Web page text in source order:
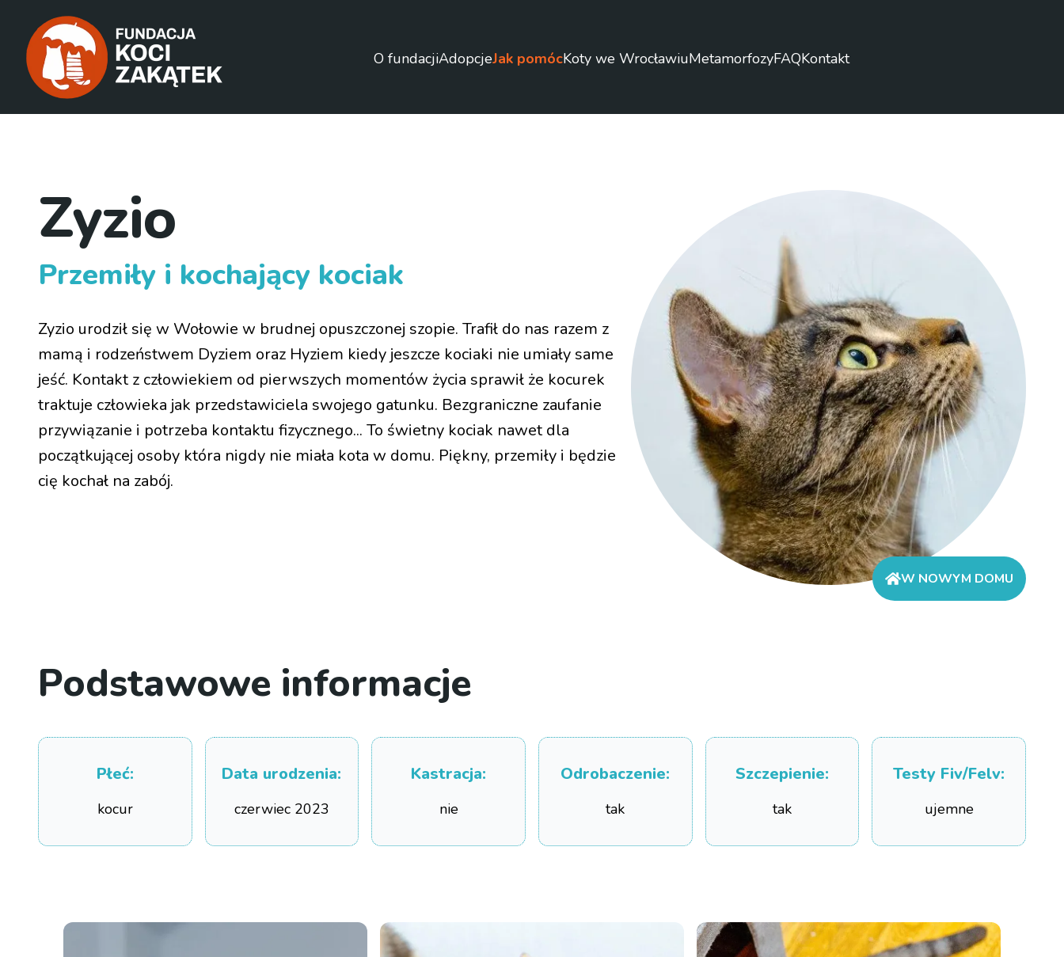
O fundacjiAdopcjeJak pomócKoty we WrocławiuMetamorfozyFAQKontakt
Zyzio
Przemiły i kochający kociak
Zyzio urodził się w Wołowie w brudnej opuszczonej szopie. Trafił do nas razem z
mamą i rodzeństwem Dyziem oraz Hyziem kiedy jeszcze kociaki nie umiały same
jeść. Kontakt z człowiekiem od pierwszych momentów życia sprawił że kocurek
traktuje człowieka jak przedstawiciela swojego gatunku. Bezgraniczne zaufanie
przywiązanie i potrzeba kontaktu fizycznego... To świetny kociak nawet dla
początkującej osoby która nigdy nie miała kota w domu. Piękny, przemiły i będzie
cię kochał na zabój.
W NOWYM DOMU
Podstawowe informacje
Płeć:
kocur
Data urodzenia:
czerwiec 2023
Kastracja:
nie
Odrobaczenie:
tak
Szczepienie:
tak
Testy Fiv/Felv:
ujemne